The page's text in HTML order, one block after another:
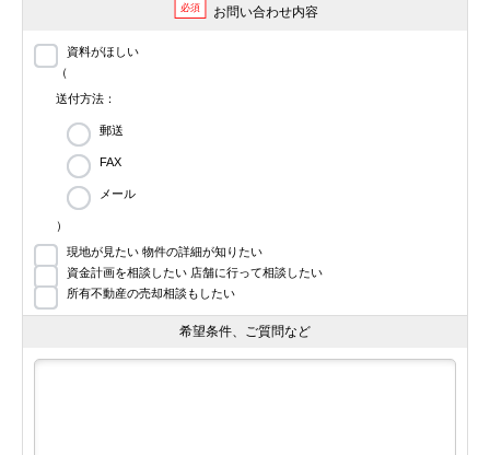
必須 お問い合わせ内容
資料がほしい
（
送付方法：
郵送
FAX
メール
）
現地が見たい 物件の詳細が知りたい
資金計画を相談したい 店舗に行って相談したい
所有不動産の売却相談もしたい
希望条件、ご質問など